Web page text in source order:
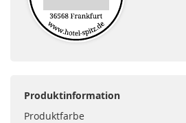
Produktinformation
Produktfarbe